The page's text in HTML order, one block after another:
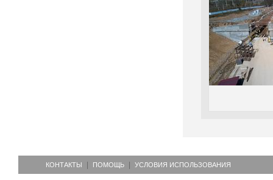
КОНТАКТЫ ПОМОЩЬ УСЛОВИЯ ИСПОЛЬЗОВАНИЯ